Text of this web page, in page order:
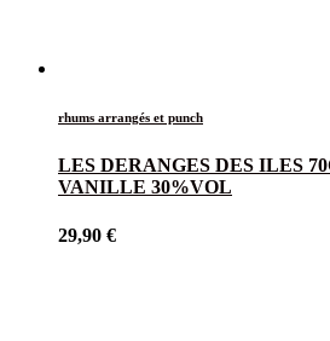
rhums arrangés et punch
LES DERANGES DES ILES
VANILLE 30%VOL
29,90 €